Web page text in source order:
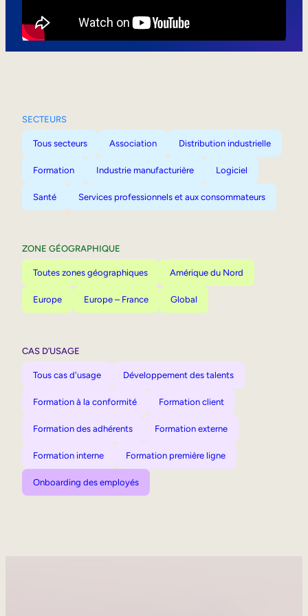
SECTEURS
Tous secteurs Association Distribution industrielle
Formation Industrie manufacturière Logiciel
Santé Services professionnels et aux consommateurs
ZONE GÉOGRAPHIQUE
Toutes zones géographiques Amérique du Nord
Europe Europe – France Global
CAS D’USAGE
Tous cas d'usage Développement des talents
Formation à la conformité Formation client
Formation des adhérents Formation externe
Formation interne Formation première ligne
Onboarding des employés